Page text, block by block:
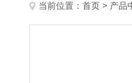
当前位置： 首页 > 产品